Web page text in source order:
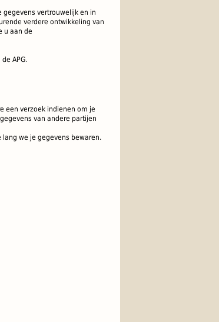
vertrouwelijk en in
verdere ontwikkeling van
u aan de
APG.
een verzoek indienen om je
van andere partijen
we je gegevens bewaren.